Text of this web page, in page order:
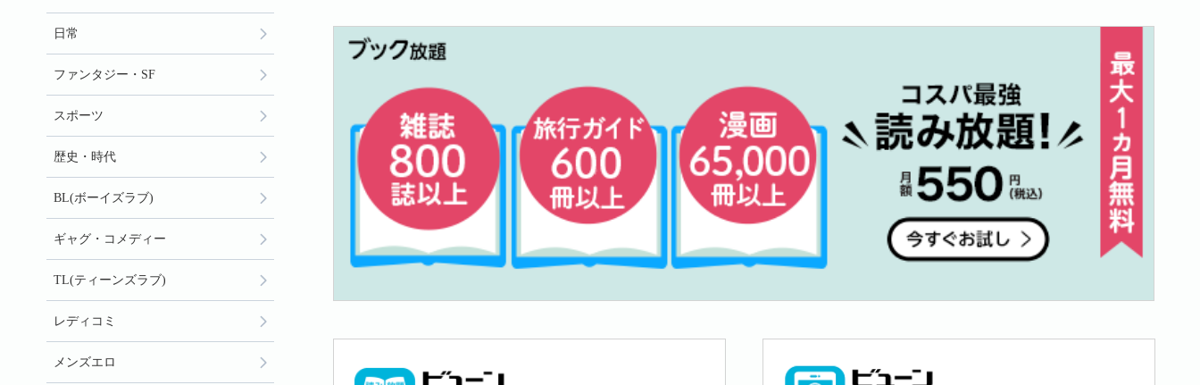
日常
ファンタジー・SF
スポーツ
歴史・時代
BL(ボーイズラブ)
ギャグ・コメディー
TL(ティーンズラブ)
レディコミ
メンズエロ